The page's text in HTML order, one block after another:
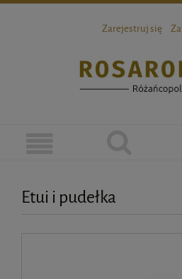
Zarejestruj się
Etui i pudełka